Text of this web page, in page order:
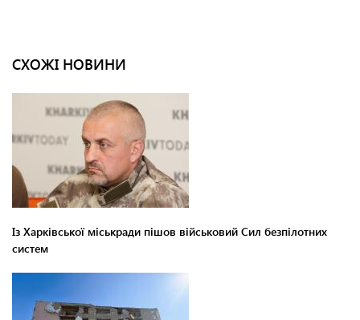
СХОЖІ НОВИНИ
Із Харківської міськради пішов військовий Сил безпілотних
систем